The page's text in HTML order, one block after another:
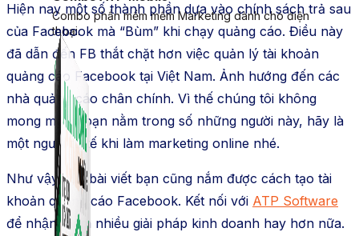
Combo phần mềm mềm Marketing dành cho điện
thoại.
Hiện nay một số thành phần dựa vào chính sách trả sau
của Facebook mà “Bùm” khi chạy quảng cáo. Điều này
đã dẫn đến FB thắt chặt hơn việc quản lý tài khoản
quảng cáo Facebook tại Việt Nam. Ảnh hướng đến các
nhà quảng cáo chân chính. Vì thế chúng tôi không
mong muốn bạn nằm trong số những người này, hãy là
một người tử tế khi làm marketing online nhé.
Như vậy qua bài viết bạn cũng nắm được cách tạo tài
khoản quảng cáo Facebook. Kết nối với ATP Software
để nhận thêm nhiều giải pháp kinh doanh hay hơn nữa.